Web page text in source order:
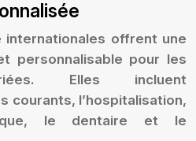
internationales offrent une
personnalisable pour les
Elles incluent
courants, l’hospitalisation,
le dentaire et le